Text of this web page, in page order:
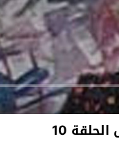
10